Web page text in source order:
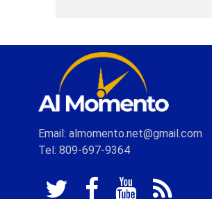
Email: almomento.net@gmail.com
Tel: 809-697-9364